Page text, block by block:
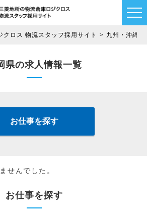
クロス 物流スタッフ採用サイト 九州・沖縄
県の求人情報一覧
お仕事を探す
せんでした。
お仕事を探す